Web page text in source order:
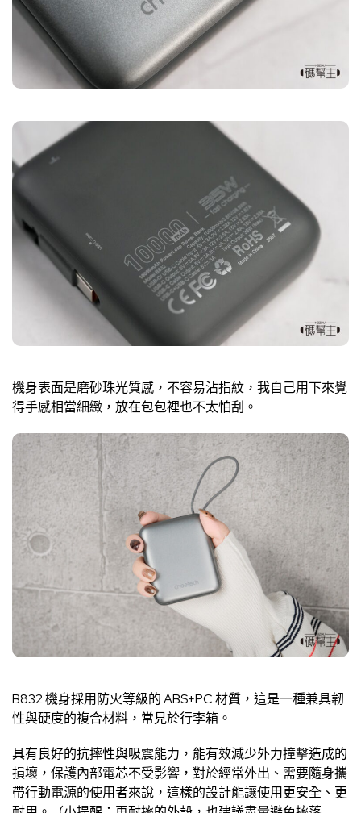
機身表面是磨砂珠光質感，不容易沾指紋，我自己用下來覺
得手感相當細緻，放在包包裡也不太怕刮。
B832 機身採用防火等級的 ABS+PC 材質，這是一種兼具韌
性與硬度的複合材料，常見於行李箱。
具有良好的抗摔性與吸震能力，能有效減少外力撞擊造成的
損壞，保護內部電芯不受影響，對於經常外出、需要隨身攜
帶行動電源的使用者來說，這樣的設計能讓使用更安全、更